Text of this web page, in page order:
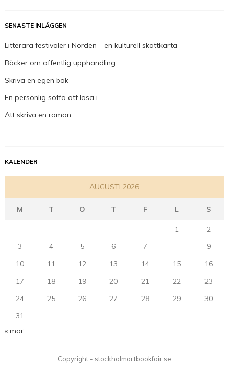
SENASTE INLÄGGEN
Litterära festivaler i Norden – en kulturell skattkarta
Böcker om offentlig upphandling
Skriva en egen bok
En personlig soffa att läsa i
Att skriva en roman
KALENDER
AUGUSTI 2026
M T O T F L S
1
2
3
4 5 6 7
9
10
11 12 13 14 15
16
17
18 19 20 21 22
23
24
25 26 27 28 29
30
31
« mar